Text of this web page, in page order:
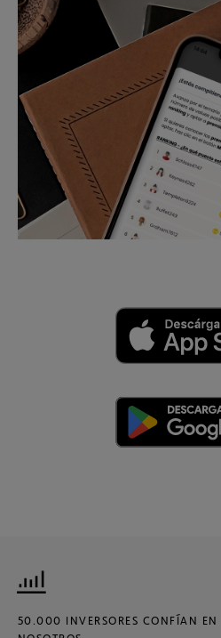
50.000 INVERSORES CONFÍAN EN